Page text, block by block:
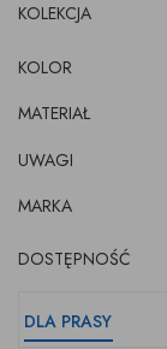
KOLEKCJA
KOLOR
MATERIAŁ
UWAGI
MARKA
DOSTĘPNOŚĆ
DLA PRASY